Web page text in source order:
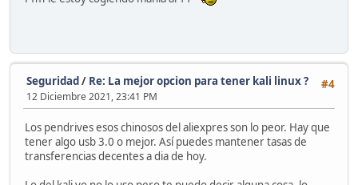
#4
Seguridad / Re: La mejor opcion para tener kali linux ?
12 Diciembre 2021, 23:41 PM
Los pendrives esos chinosos del aliexpres son lo peor. Hay que
tener algo usb 3.0 o mejor. Así puedes mantener tasas de
transferencias decentes a dia de hoy.